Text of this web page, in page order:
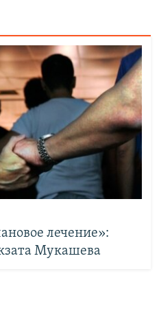
лечение»:
Мукашева